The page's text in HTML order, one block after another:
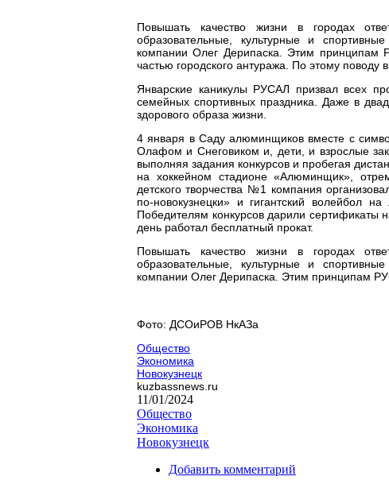
Повышать качество жизни в городах
образовательные, культурные и
компании Олег Дерипаска. Этим принципам
частью городского антуража. По этому поводу
Январские каникулы РУСАЛ призвал всех
семейных спортивных праздника. Даже в
здорового образа жизни.
4 января в Саду алюминщиков вместе с
Олафом и Снеговиком и, дети, и взрослые
выполняя задания конкурсов и пробегая
на хоккейном стадионе «Алюминщик»,
детского творчества №1 компания
по-новокузнецки» и гигантский волейбол
Победителям конкурсов дарили сертификаты
день работал бесплатный прокат.
Повышать качество жизни в городах
образовательные, культурные и
компании Олег Дерипаска. Этим принципам
Фото: ДСОиРОВ НкАЗа
Общество
Экономика
Новокузнецк
kuzbassnews.ru
11/01/2024
Общество
Экономика
Новокузнецк
Добавить комментарий